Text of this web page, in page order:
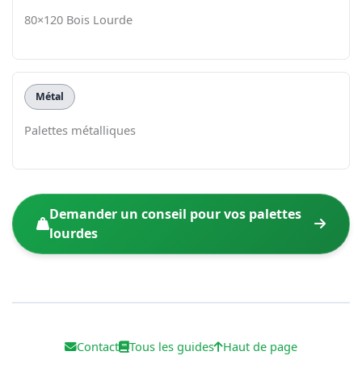
80×120 Bois Lourde
Métal
Palettes métalliques
Demander un conseil pour vos palettes
lourdes
Contact Tous les guides Haut de page